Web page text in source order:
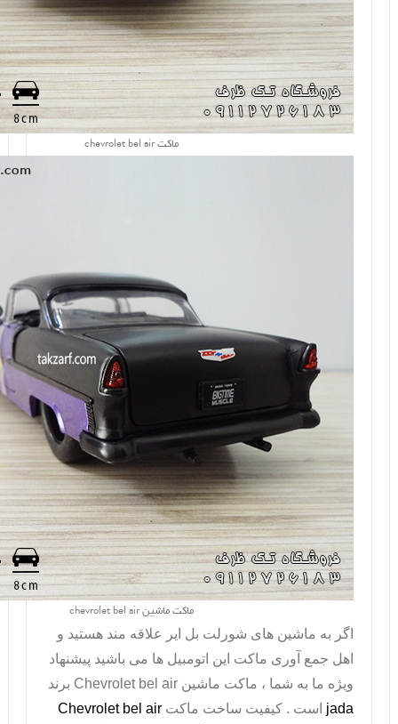
ماکت chevrolet bel air
ماکت ماشین chevrolet bel air
اگر به ماشین های شورلت بل ایر علاقه مند هستید و
اهل جمع آوری ماکت این اتومبیل ها می باشید پیشنهاد
ویژه ما به شما ، ماکت ماشین Chevrolet bel air برند
jada است . کیفیت ساخت ماکت Chevrolet bel air